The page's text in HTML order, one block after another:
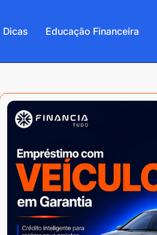
Dicas Educação Financeira